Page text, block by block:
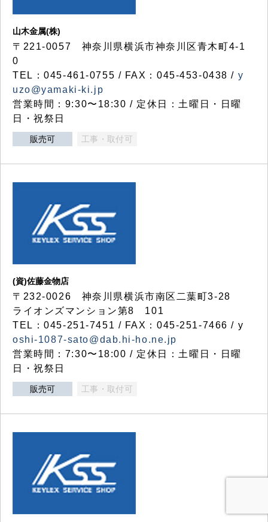
山木金属(株)
〒221-0057 神奈川県横浜市神奈川区青木町4-1
0
TEL：045-461-0755 / FAX：045-453-0438 / y
uzo@yamaki-ki.jp
営業時間：9:30〜18:30 / 定休日：土曜日・日曜
日・祝祭日
販売可 工事・取付可
(資)佐藤金物店
〒232-0026 神奈川県横浜市南区二葉町3-28
ライオンズマンション第8 101
TEL：045-251-7451 / FAX：045-251-7466 / y
oshi-1087-sato@dab.hi-ho.ne.jp
営業時間：7:30〜18:00 / 定休日：土曜日・日曜
日・祝祭日
販売可 工事・取付可